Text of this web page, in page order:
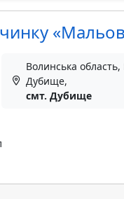
Волинська
Дубище,
смт. Дубище